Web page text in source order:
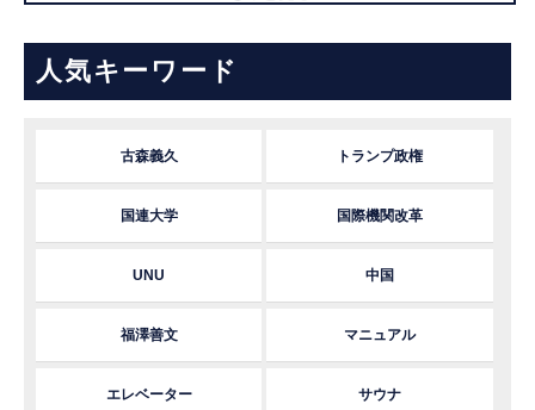
人気キーワード
古森義久 トランプ政権
国連大学 国際機関改革
UNU 中国
福澤善文 マニュアル
エレベーター サウナ